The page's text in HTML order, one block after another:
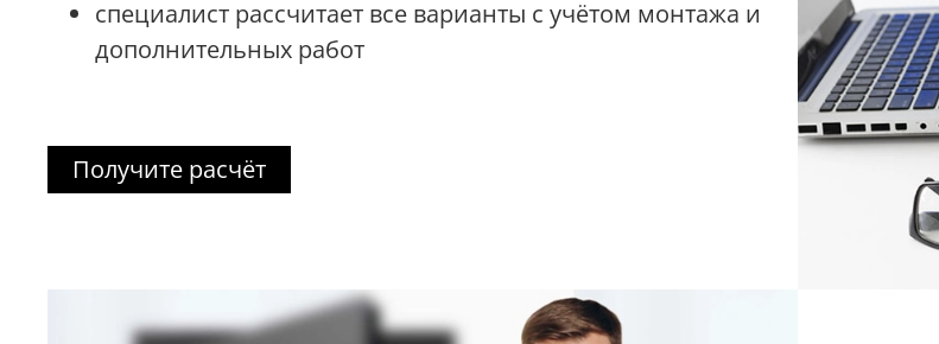
специалист рассчитает все варианты с учётом монтажа и
дополнительных работ
Получите расчёт